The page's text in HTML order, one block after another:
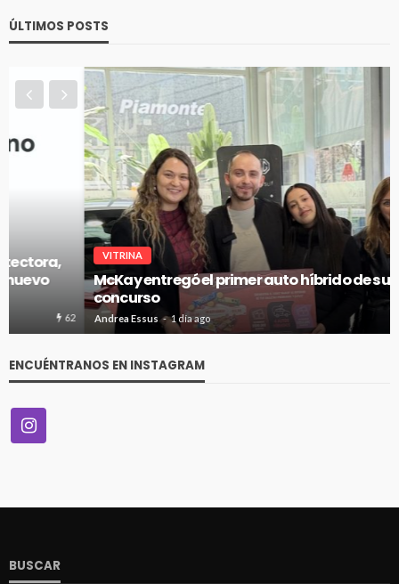
ÚLTIMOS POSTS
McKay entregó el primer auto híbrido de su gran
concurso
Andrea Essus 1 día ago
ENCUÉNTRANOS EN INSTAGRAM
BUSCAR